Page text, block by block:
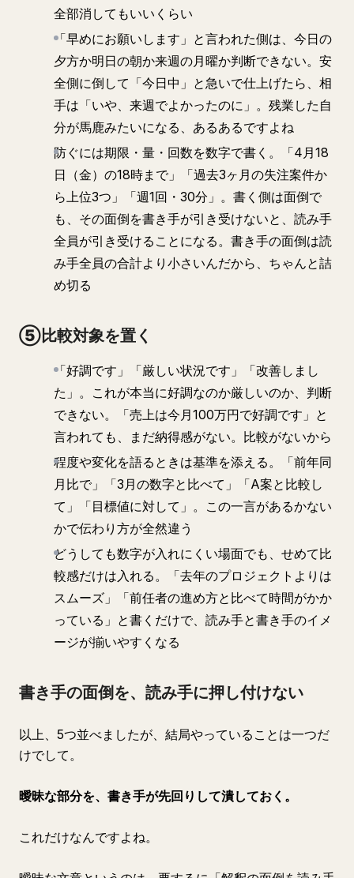
全部消してもいいくらい
「早めにお願いします」と言われた側は、今日の
夕方か明日の朝か来週の月曜か判断できない。安
全側に倒して「今日中」と急いで仕上げたら、相
手は「いや、来週でよかったのに」。残業した自
分が馬鹿みたいになる、あるあるですよね
防ぐには期限・量・回数を数字で書く。「4月18
日（金）の18時まで」「過去3ヶ月の失注案件か
ら上位3つ」「週1回・30分」。書く側は面倒で
も、その面倒を書き手が引き受けないと、読み手
全員が引き受けることになる。書き手の面倒は読
み手全員の合計より小さいんだから、ちゃんと詰
め切る
⑤比較対象を置く
「好調です」「厳しい状況です」「改善しまし
た」。これが本当に好調なのか厳しいのか、判断
できない。「売上は今月100万円で好調です」と
言われても、まだ納得感がない。比較がないから
程度や変化を語るときは基準を添える。「前年同
月比で」「3月の数字と比べて」「A案と比較し
て」「目標値に対して」。この一言があるかない
かで伝わり方が全然違う
どうしても数字が入れにくい場面でも、せめて比
較感だけは入れる。「去年のプロジェクトよりは
スムーズ」「前任者の進め方と比べて時間がかか
っている」と書くだけで、読み手と書き手のイメ
ージが揃いやすくなる
書き手の面倒を、読み手に押し付けない
以上、5つ並べましたが、結局やっていることは一つだ
けでして。
曖昧な部分を、書き手が先回りして潰しておく。
これだけなんですよね。